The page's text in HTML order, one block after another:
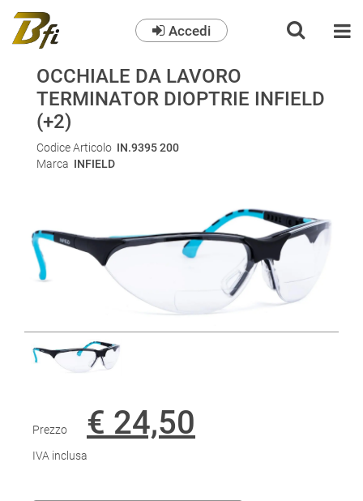
Accedi
OCCHIALE DA LAVORO
TERMINATOR DIOPTRIE INFIELD
(+2)
Codice Articolo IN.9395 200
Marca INFIELD
Prezzo € 24,50
IVA inclusa